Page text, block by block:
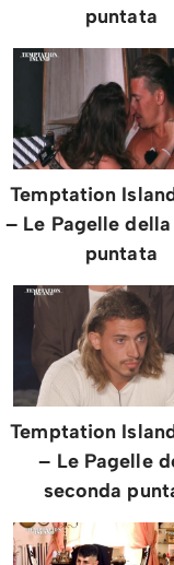
puntata
Temptation
– Le Pagelle
puntata
Temptation
– Le Pagelle
seconda